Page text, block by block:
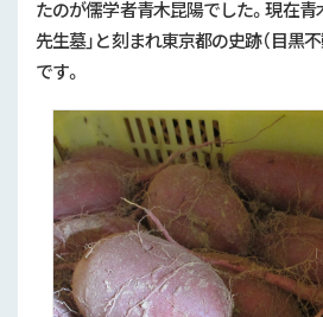
たのが儒学者青木昆陽でした。現在青
先生墓」と刻まれ東京都の史跡（目黒
です。